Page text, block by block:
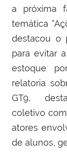
a próxima
temática
destacou o
para evitar
estoque
relatoria
GT9,
coletivo
atores
de alunos,